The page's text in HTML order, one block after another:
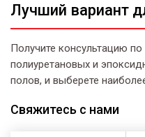
Лучший вариант
Получите консультацию
полиуретановых и
полов, и выберете
Свяжитесь с нами